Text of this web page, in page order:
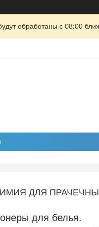
обработаны с 08:00
ДЛЯ
для белья.